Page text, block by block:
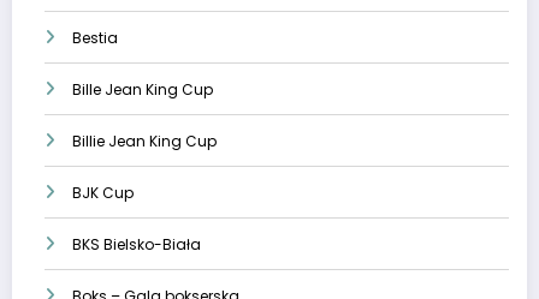
Bestia
Bille Jean King Cup
Billie Jean King Cup
BJK Cup
BKS Bielsko-Biała